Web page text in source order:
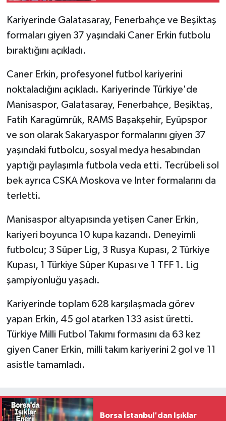
Kariyerinde Galatasaray, Fenerbahçe ve Beşiktaş
formaları giyen 37 yaşındaki Caner Erkin futbolu
bıraktığını açıkladı.
Caner Erkin, profesyonel futbol kariyerini
noktaladığını açıkladı. Kariyerinde Türkiye'de
Manisaspor, Galatasaray, Fenerbahçe, Beşiktaş,
Fatih Karagümrük, RAMS Başakşehir, Eyüpspor
ve son olarak Sakaryaspor formalarını giyen 37
yaşındaki futbolcu, sosyal medya hesabından
yaptığı paylaşımla futbola veda etti. Tecrübeli sol
bek ayrıca CSKA Moskova ve Inter formalarını da
terletti.
Manisaspor altyapısında yetişen Caner Erkin,
kariyeri boyunca 10 kupa kazandı. Deneyimli
futbolcu; 3 Süper Lig, 3 Rusya Kupası, 2 Türkiye
Kupası, 1 Türkiye Süper Kupası ve 1 TFF 1. Lig
şampiyonluğu yaşadı.
Kariyerinde toplam 628 karşılaşmada görev
yapan Erkin, 45 gol atarken 133 asist üretti.
Türkiye Milli Futbol Takımı formasını da 63 kez
giyen Caner Erkin, milli takım kariyerini 2 gol ve 11
asistle tamamladı.
Borsa İstanbul'dan Işıklar